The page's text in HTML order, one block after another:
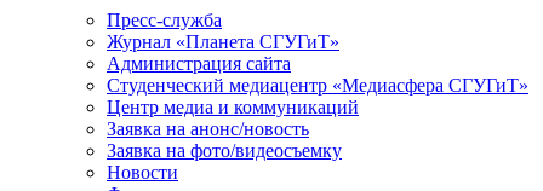
Пресс-служба
Журнал «Планета СГУГиТ»
Администрация сайта
Студенческий медиацентр «Медиасфера СГУГиТ»
Центр медиа и коммуникаций
Заявка на анонс/новость
Заявка на фото/видеосъемку
Новости